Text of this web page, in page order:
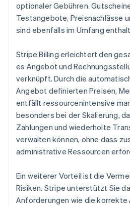
optionaler Gebühren.
Testangebote, Preisnachlässe
sind ebenfalls im Umfang
Stripe Billing erleichtert den
es Angebot und
verknüpft. Durch die
Angebot definierten Preisen,
entfällt ressourcenintensive
besonders bei der Skalierung,
Zahlungen und wiederholte
verwalten können, ohne dass
administrative Ressourcen
Ein weiterer Vorteil ist die
Risiken. Stripe unterstützt Sie
Anforderungen wie die korrekte